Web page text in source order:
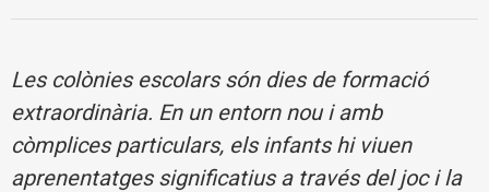
Les colònies escolars són dies de formació
extraordinària. En un entorn nou i amb
còmplices particulars, els infants hi viuen
aprenentatges significatius a través del joc i la